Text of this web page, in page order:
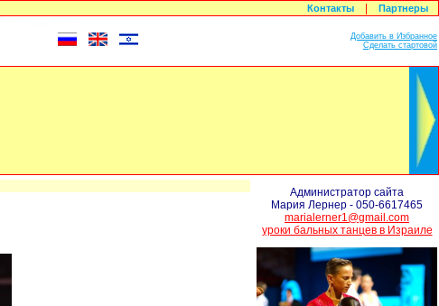
Контакты Партнеры
Добавить в Избранное
Сделать стартовой
ASHDOD OPEN CHAMPIONSHIPS
Администратор сайта
Мария Лернер - 050-6617465
marialerner1@gmail.com
уроки бальных танцев в Израиле